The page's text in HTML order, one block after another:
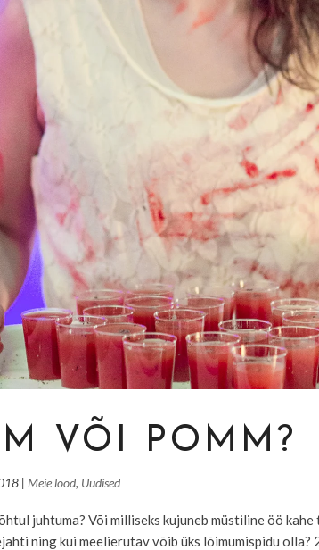
VÕI POMM?
| Meie lood, Uudised
juhtuma? Või milliseks kujuneb müstiline öö
ning kui meelierutav võib üks lõimumispidu